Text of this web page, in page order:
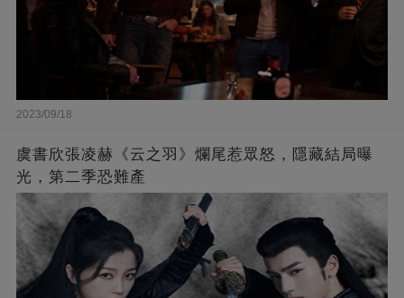
2023/09/18
虞書欣張凌赫《云之羽》爛尾惹眾怒，隱藏結局曝
光，第二季恐難產